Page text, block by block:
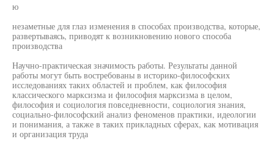
ю
незаметные для глаз изменения в способах производства, которые,
развертываясь, приводят к возникновению нового способа
производства
Научно-практическая значимость работы. Результаты данной
работы могут быть востребованы в историко-философских
исследованиях таких областей и проблем, как философия
классического марксизма и философия марксизма в целом,
философия и социология повседневности, социология знания,
социально-философский анализ феноменов практики, идеологии
и понимания, а также в таких прикладных сферах, как мотивация
и организация труда